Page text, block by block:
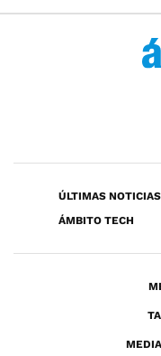
ÚLTIMAS NOTICIAS
ÁMBITO TECH